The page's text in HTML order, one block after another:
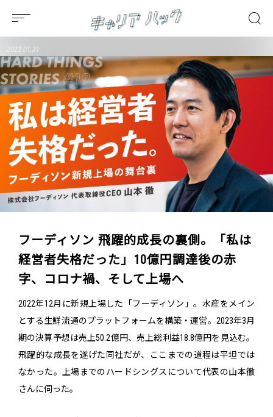
2023.01.31
フーディソン 飛躍的成長の裏側。「私は
経営者失格だった」10億円調達後の赤
字、コロナ禍、そして上場へ
2022年12月に新規上場した「フーディソン」。水産をメイン
とする生鮮流通のプラットフォームを構築・運営。2023年3月
期の決算予想は売上50.2億円、売上総利益18.8億円を見込む。
飛躍的な成長を遂げた同社だが、ここまでの道程は平坦では
なかった。上場までのハードシングスについて代表の山本徹
さんに伺った。